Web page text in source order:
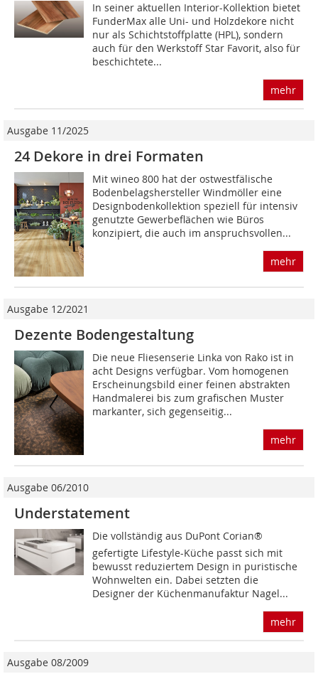
In seiner aktuellen Interior-Kollektion bietet
FunderMax alle Uni- und Holzdekore nicht
nur als Schichtstoffplatte (HPL), sondern
auch für den Werkstoff Star Favorit, also für
beschichtete...
mehr
Ausgabe 11/2025
24 Dekore in drei Formaten
Mit wineo 800 hat der ostwestfälische
Bodenbelagshersteller Windmöller eine
Designbodenkollektion speziell für intensiv
genutzte Gewerbeflächen wie Büros
konzipiert, die auch im anspruchsvollen...
mehr
Ausgabe 12/2021
Dezente Bodengestaltung
Die neue Fliesenserie Linka von Rako ist in
acht Designs verfügbar. Vom homogenen
Erscheinungsbild einer feinen ab­strakten
Handmalerei bis zum grafischen Muster
markanter, sich gegenseitig...
mehr
Ausgabe 06/2010
Understatement
Die vollständig aus DuPont Corian®
gefertigte Lifestyle-Küche passt sich mit
bewusst reduziertem Design in puristische
Wohnwelten ein. Dabei setzten die
Designer der Küchenmanufaktur Nagel...
mehr
Ausgabe 08/2009